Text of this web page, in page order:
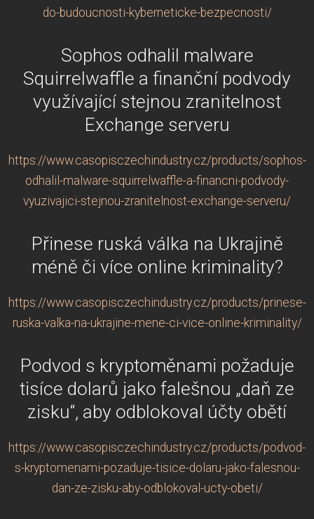
do-budoucnosti-kyberneticke-bezpecnosti/
Sophos odhalil malware
Squirrelwaffle a finanční podvody
využívající stejnou zranitelnost
Exchange serveru
https://www.casopisczechindustry.cz/products/sophos-
odhalil-malware-squirrelwaffle-a-financni-podvody-
vyuzivajici-stejnou-zranitelnost-exchange-serveru/
Přinese ruská válka na Ukrajině
méně či více online kriminality?
https://www.casopisczechindustry.cz/products/prinese-
ruska-valka-na-ukrajine-mene-ci-vice-online-kriminality/
Podvod s kryptoměnami požaduje
tisíce dolarů jako falešnou „daň ze
zisku“, aby odblokoval účty obětí
https://www.casopisczechindustry.cz/products/podvod-
s-kryptomenami-pozaduje-tisice-dolaru-jako-falesnou-
dan-ze-zisku-aby-odblokoval-ucty-obeti/